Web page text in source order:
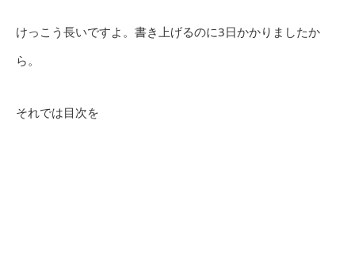
けっこう長いですよ。書き上げるのに3日かかりましたか
ら。
それでは目次を